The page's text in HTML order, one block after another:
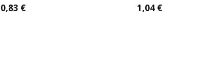
0,83 € 1,04 €